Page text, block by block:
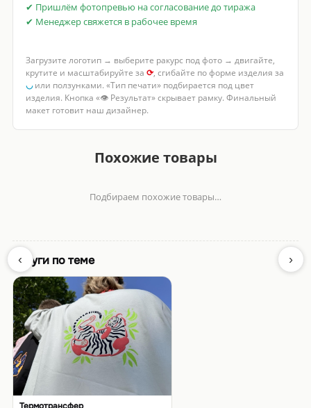
✔ Пришлём фотопревью на согласование до тиража
✔ Менеджер свяжется в рабочее время
Загрузите логотип → выберите ракурс под фото → двигайте,
крутите и масштабируйте за ⟳, сгибайте по форме изделия за
◡или ползунками. «Тип печати» подбирается под цвет
изделия. Кнопка «👁 Результат» скрывает рамку. Финальный
макет готовит наш дизайнер.
Похожие товары
‹
Подбираем похожие товары…
›
Услуги по теме
Термотрансфер